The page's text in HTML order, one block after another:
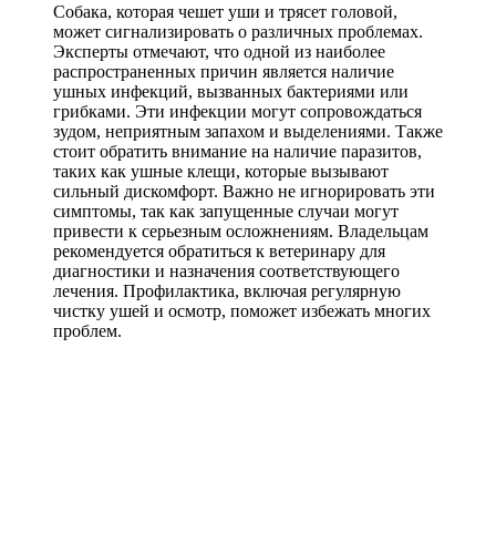
Собака, которая чешет уши и трясет головой,
может сигнализировать о различных проблемах.
Эксперты отмечают, что одной из наиболее
распространенных причин является наличие
ушных инфекций, вызванных бактериями или
грибками. Эти инфекции могут сопровождаться
зудом, неприятным запахом и выделениями. Также
стоит обратить внимание на наличие паразитов,
таких как ушные клещи, которые вызывают
сильный дискомфорт. Важно не игнорировать эти
симптомы, так как запущенные случаи могут
привести к серьезным осложнениям. Владельцам
рекомендуется обратиться к ветеринару для
диагностики и назначения соответствующего
лечения. Профилактика, включая регулярную
чистку ушей и осмотр, поможет избежать многих
проблем.